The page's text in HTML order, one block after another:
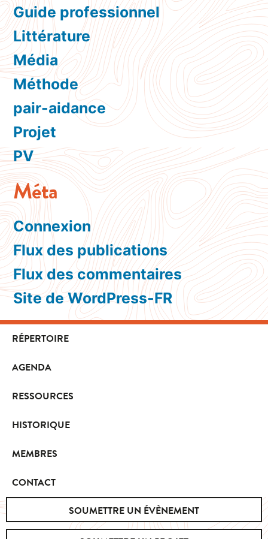
Guide professionnel
Littérature
Média
Méthode
pair-aidance
Projet
PV
Méta
Connexion
Flux des publications
Flux des commentaires
Site de WordPress-FR
RÉPERTOIRE
AGENDA
RESSOURCES
HISTORIQUE
MEMBRES
CONTACT
SOUMETTRE UN ÉVÈNEMENT